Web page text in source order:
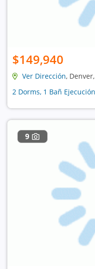
$149,940
Ver Dirección,
2 Dorms, 1 Bañ
9